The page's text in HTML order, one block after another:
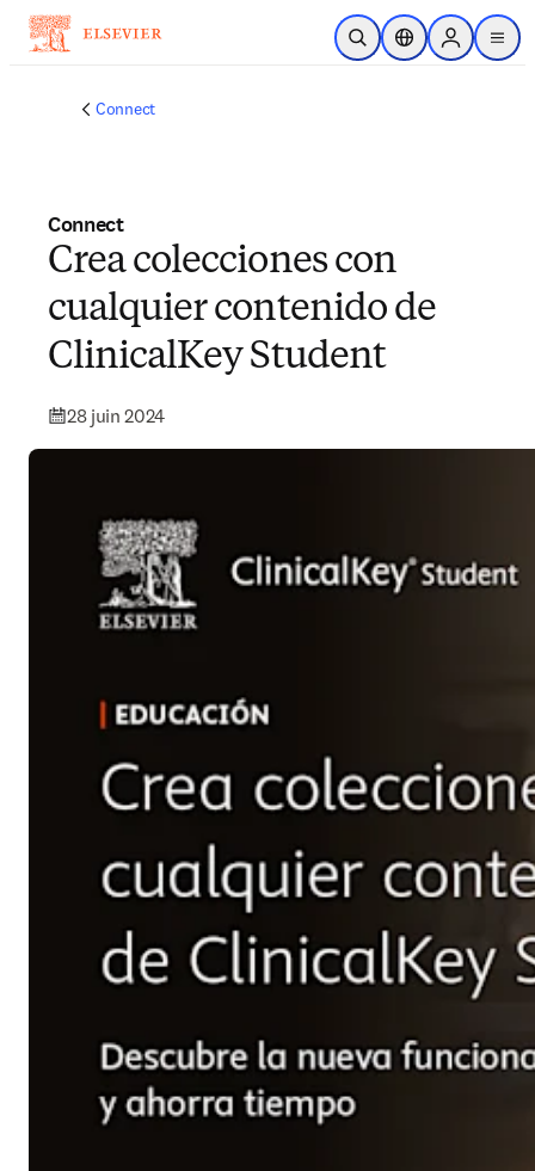
Passer au contenu principal
Ouvrir la recherche
Sélecteur de
Sign in to
menu
Connect
Connect
Crea colecciones con
cualquier contenido de
ClinicalKey Student
28 juin 2024